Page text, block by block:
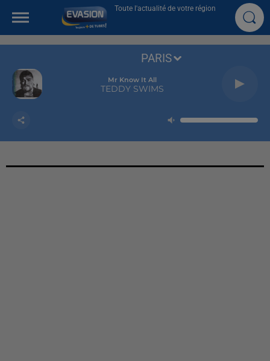
Toute l'actualité de votre région
Mr Know It All
TEDDY SWIMS
PARIS